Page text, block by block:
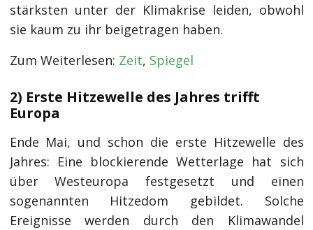
stärksten unter der Klimakrise leiden, obwohl
sie kaum zu ihr beigetragen haben.
Zum Weiterlesen: Zeit, Spiegel
2) Erste Hitzewelle des Jahres trifft
Europa
Ende Mai, und schon die erste Hitzewelle des
Jahres: Eine blockierende Wetterlage hat sich
über Westeuropa festgesetzt und einen
sogenannten Hitzedom gebildet. Solche
Ereignisse werden durch den Klimawandel